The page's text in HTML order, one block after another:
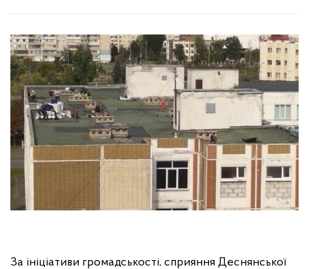
За ініціативи громадськості, сприяння Деснянської